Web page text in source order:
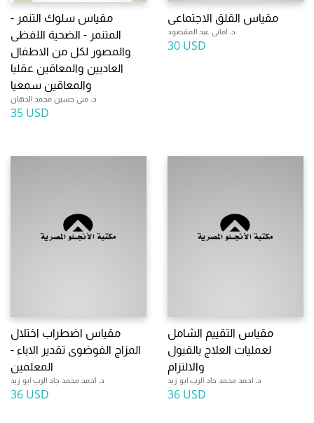
مقياس سلوك التنمر -
المتنمر - الضحية اللفظى
والمصور لكل من الاطفال
العاديين والمعاقين عقليا
والمعاقين سمعيا
د. منى حسين محمد الدهان
35 USD
مقياس القلق الاجتماعى
د. امانى عبد المقصود
30 USD
مقياس اضطراب اختلال
المزاج الفوضوى تقدير الاباء -
المعلمين
د. احمد محمد جاد الرب ابو زيد
36 USD
مقياس التقييم الشامل
لعمليات العلاج بالقبول
والالتزام
د. احمد محمد جاد الرب ابو زيد
36 USD